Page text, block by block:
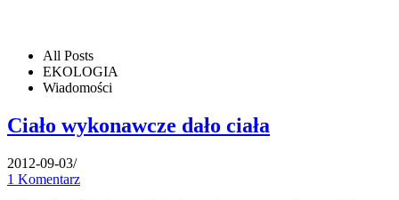
All Posts
EKOLOGIA
Wiadomości
Ciało wykonawcze dało ciała
2012-09-03/
1 Komentarz